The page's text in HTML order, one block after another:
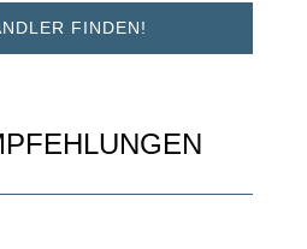
FINDEN!